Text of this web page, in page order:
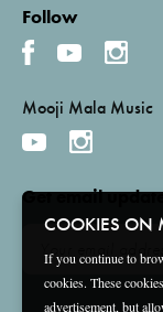
COOKIES ON
If you continue to
cookies. These
advertisement, but
Follow
Mooji Mala Music
Get email